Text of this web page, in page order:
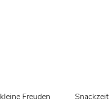
kleine Freuden Snackzeit